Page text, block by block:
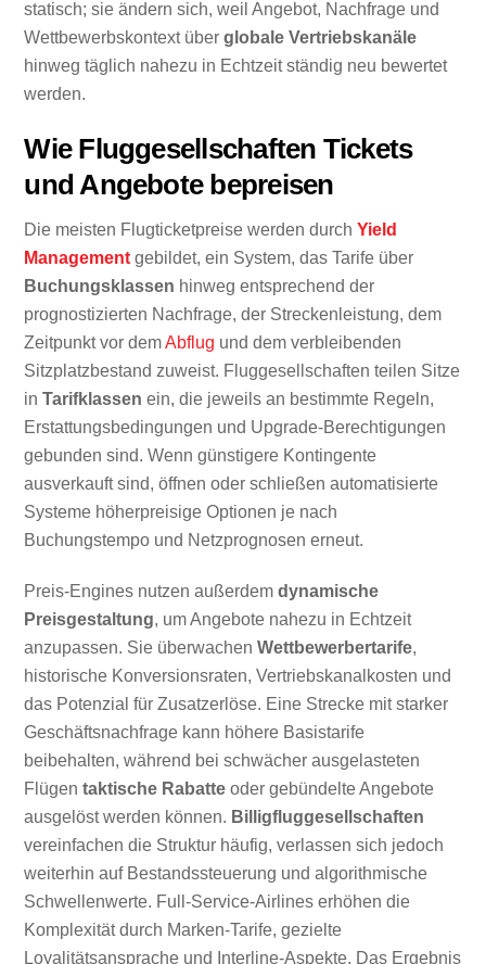
statisch; sie ändern sich, weil Angebot, Nachfrage und
Wettbewerbskontext überglobale Vertriebskanäle
hinweg täglich nahezu in Echtzeit ständig neu bewertet
werden.
Wie Fluggesellschaften Tickets
und Angebote bepreisen
Die meisten Flugticketpreise werden durch Yield
Managementgebildet, ein System, das Tarife über
Buchungsklassen hinweg entsprechend der
prognostizierten Nachfrage, der Streckenleistung, dem
Zeitpunkt vor demAbflug und dem verbleibenden
Sitzplatzbestand zuweist. Fluggesellschaften teilen Sitze
inTarifklassen ein, die jeweils an bestimmte Regeln,
Erstattungsbedingungen und Upgrade-Berechtigungen
gebunden sind. Wenn günstigere Kontingente
ausverkauft sind, öffnen oder schließen automatisierte
Systeme höherpreisige Optionen je nach
Buchungstempo und Netzprognosen erneut.
Preis-Engines nutzen außerdemdynamische
Preisgestaltung, um Angebote nahezu in Echtzeit
anzupassen. Sie überwachenWettbewerbertarife,
historische Konversionsraten, Vertriebskanalkosten und
das Potenzial für Zusatzerlöse. Eine Strecke mit starker
Geschäftsnachfrage kann höhere Basistarife
beibehalten, während bei schwächer ausgelasteten
Flügentaktische Rabatte oder gebündelte Angebote
ausgelöst werden können. Billigfluggesellschaften
vereinfachen die Struktur häufig, verlassen sich jedoch
weiterhin auf Bestandssteuerung und algorithmische
Schwellenwerte. Full-Service-Airlines erhöhen die
Komplexität durch Marken-Tarife, gezielte
Loyalitätsansprache und Interline-Aspekte. Das Ergebnis